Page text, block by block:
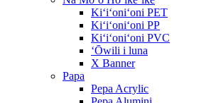
Kiʻiʻoniʻoni PET
Kiʻiʻoniʻoni PP
Kiʻiʻoniʻoni PVC
ʻŌwili i luna
X Banner
Papa
Pepa Acrylic